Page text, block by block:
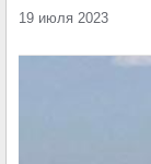
19 июля 2023